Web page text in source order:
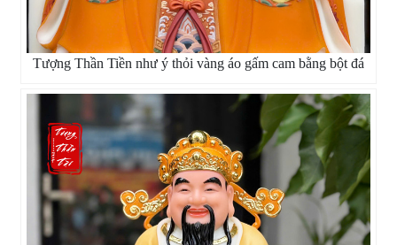
Tượng Thần Tiền như ý thỏi vàng áo gấm cam bằng bột đá